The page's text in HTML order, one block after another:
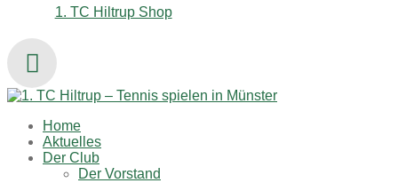
1. TC Hiltrup Shop
Home
Aktuelles
Der Club
Der Vorstand